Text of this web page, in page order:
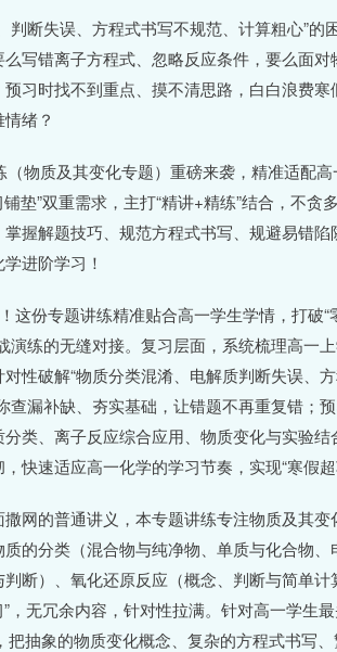
断失误、方程式书写不规范、计算粗心”的
写错离子方程式、忽略反应条件，要么面对
习时找不到重点、摸不清思路，白白浪费
绪？
物质及其变化专题）重磅来袭，精准适配
垫”双重需求，主打“精讲+精练”结合，不贪
握解题技巧、规范方程式书写、规避易错
进阶学习！
份专题讲练精准贴合高一学生学情，打破“
演练的无缝对接。复习层面，系统梳理高一
性破解“物质分类混淆、电解质判断失误、
查漏补缺、夯实基础，让错题不再重复错；
类、离子反应综合应用、物质变化与实验
快速适应高一化学的学习节奏，实现“寒假超
网的普通讲义，本专题讲练专注物质及其
的分类（混合物与纯净物、单质与化合物、
断）、氧化还原反应（概念、判断与简单
，无冗余内容，针对性拉满。针对高一学生
抽象的物质变化概念、复杂的方程式书写